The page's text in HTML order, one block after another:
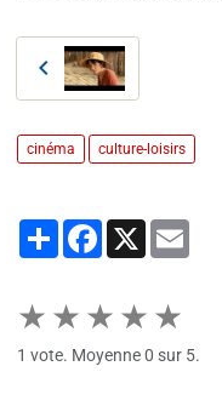
cinéma culture-loisirs
PartagerFacebook
X Email
★ ★ ★ ★ ★
1 vote. Moyenne0 sur 5.